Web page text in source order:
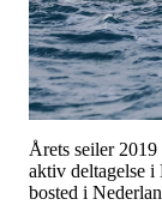
Årets seiler
aktiv deltagelse i
bosted i